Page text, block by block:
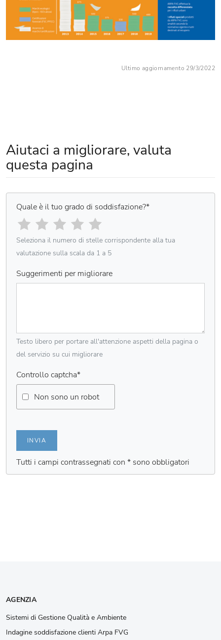
Ultimo aggiornamento 29/3/2022
Aiutaci a migliorare, valuta
questa pagina
Quale è il tuo grado di soddisfazione?*
Seleziona il numero di stelle corrispondente alla tua
valutazione sulla scala da 1 a 5
Suggerimenti per migliorare
Testo libero per portare all'attenzione aspetti della pagina o
del servizio su cui migliorare
Controllo captcha*
Non sono un robot
INVIA
Tutti i campi contrassegnati con * sono obbligatori
AGENZIA
Sistemi di Gestione Qualità e Ambiente
Indagine soddisfazione clienti Arpa FVG